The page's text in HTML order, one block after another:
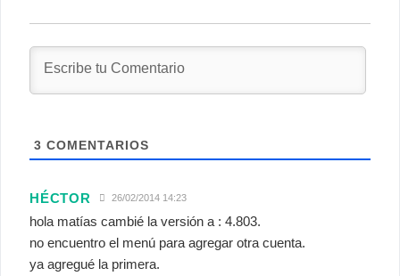
3 COMENTARIOS
HÉCTOR 26/02/2014 14:23
hola matías cambié la versión a : 4.803.
no encuentro el menú para agregar otra cuenta.
ya agregué la primera.